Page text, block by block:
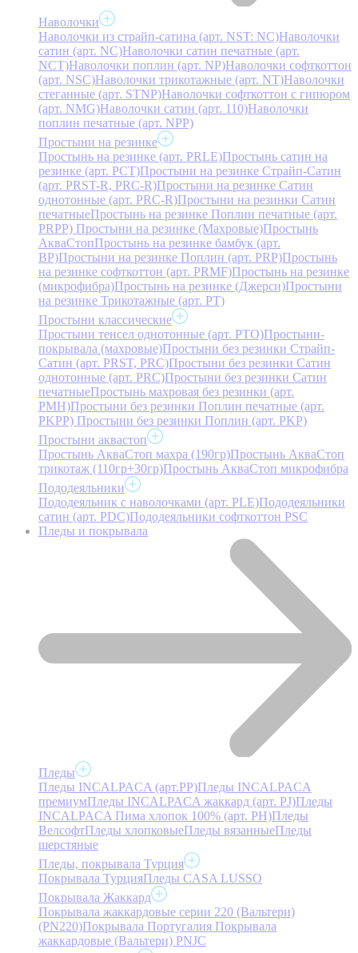
Наволочки
Наволочки из страйп-сатина (арт. NST: NC)Наволочки
сатин (арт. NC)Наволочки сатин печатные (арт.
NCT)Наволочки поплин (арт. NP)Наволочки софткоттон
(арт. NSC)Наволочки трикотажные (арт. NT)Наволочки
стеганные (арт. STNP)Наволочки софткоттон с гипюром
(арт. NMG)Наволочки сатин (арт. 110)Наволочки
поплин печатные (арт. NPP)
Простыни на резинке
Простынь на резинке (арт. PRLE)Простынь сатин на
резинке (арт. PCT)Простыни на резинке Страйп-Сатин
(арт. PRST-R, PRC-R)Простыни на резинке Сатин
однотонные (арт. PRC-R)Простыни на резинки Сатин
печатныеПростынь на резинке Поплин печатные (арт.
PRPP) Простыни на резинке (Махровые)Простынь
АкваСтопПростынь на резинке бамбук (арт.
BP)Простыни на резинке Поплин (арт. PRP)Простынь
на резинке софткоттон (арт. PRMF)Простынь на резинке
(микрофибра)Простынь на резинке (Джерси)Простыни
на резинке Трикотажные (арт. РТ)
Простыни классические
Простыни тенсел однотонные (арт. PTO)Простыни-
покрывала (махровые)Простыни без резинки Страйп-
Сатин (арт. PRST, PRC)Простыни без резинки Сатин
однотонные (арт. PRC)Простыни без резинки Сатин
печатныеПростынь махровая без резинки (арт.
PMH)Простыни без резинки Поплин печатные (арт.
PKPP) Простыни без резинки Поплин (арт. PKP)
Простыни аквастоп
Простынь АкваСтоп махра (190гр)Простынь АкваСтоп
трикотаж (110гр+30гр)Простынь АкваСтоп микрофибра
Пододеяльники
Пододеяльник с наволочками (арт. PLE)Пододеяльники
сатин (арт. PDC)Пододеяльники софткоттон PSC
Пледы и покрывала
Пледы
Пледы INCALPACA (арт.PP)Пледы INCALPACA
премиумПледы INCALPACA жаккард (арт. PJ)Пледы
INCALPACA Пима хлопок 100% (арт. PH)Пледы
ВелсофтПледы хлопковыеПледы вязанныеПледы
шерстяные
Пледы, покрывала Турция
Покрывала ТурцияПледы CASA LUSSO
Покрывала Жаккард
Покрывала жаккардовые серии 220 (Вальтери)
(PN220)Покрывала Португалия Покрывала
жаккардовые (Вальтери) PNJC